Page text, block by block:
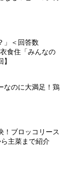
」＜回答数
食住「みんなの
なのに大満足！鶏
！ブロッコリース
主菜まで紹介